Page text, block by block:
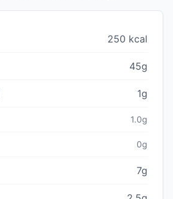
250 kcal
45g
1g
1.0g
0g
7g